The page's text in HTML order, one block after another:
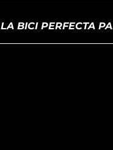
BICI PERFECTA